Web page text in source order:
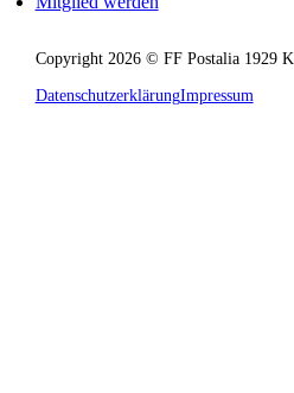
Copyright 2026 © FF Postalia 1929
DatenschutzerklärungImpressum